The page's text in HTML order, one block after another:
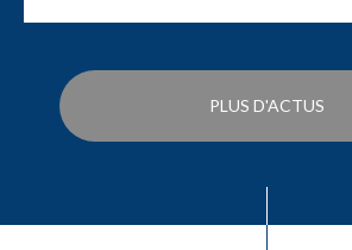
PLUS D'ACTUS